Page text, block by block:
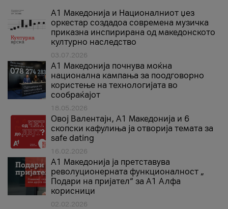
А1 Македонија и Националниот џез
оркестар создадоа современа музичка
приказна инспирирана од македонското
културно наследство
03.07.2026
A1 Македонија почнува моќна
национална кампања за поодговорно
користење на технологијата во
сообраќајот
18.05.2026
Овој Валентајн, A1 Македонија и 6
скопски кафулиња ја отворија темата за
safe dating
16.02.2026
А1 Македонија ја претставува
револуционерната функционалност „
Подари на пријател“ за А1 Алфа
корисници
02.02.2026